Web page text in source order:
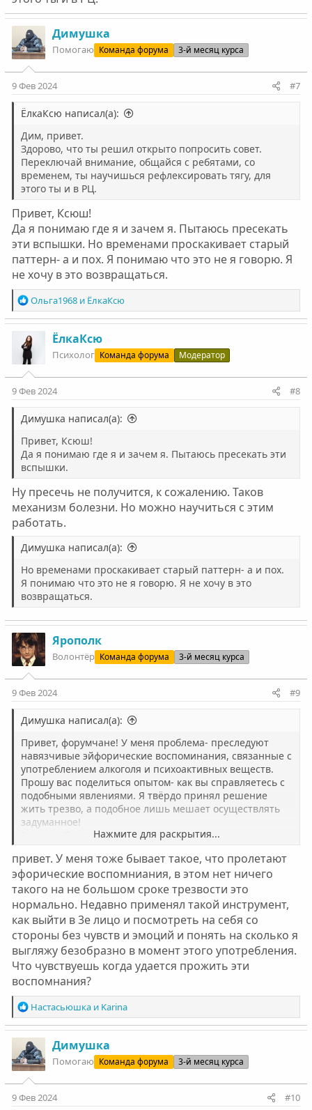
Димушка
Помогаю Команда форума 3-й месяц курса
9 Фев 2024 #7
ЁлкаКсю написал(а):
Дим, привет.
Здорово, что ты решил открыто попросить совет.
Переключай внимание, общайся с ребятами, со
временем, ты научишься рефлексировать тягу, для
этого ты и в РЦ.
Привет, Ксюш!
Да я понимаю где я и зачем я. Пытаюсь пресекать
эти вспышки. Но временами проскакивает старый
паттерн- а и пох. Я понимаю что это не я говорю. Я
не хочу в это возвращаться.
Р
е
а
к
ц
и
и
:
Ольга1968и ЁлкаКсю
ЁлкаКсю
Психолог Команда форума Модератор
9 Фев 2024 #8
Димушка написал(а):
Привет, Ксюш!
Да я понимаю где я и зачем я. Пытаюсь пресекать эти
вспышки.
Ну пресечь не получится, к сожалению. Таков
механизм болезни. Но можно научиться с этим
работать.
Димушка написал(а):
Но временами проскакивает старый паттерн- а и пох.
Я понимаю что это не я говорю. Я не хочу в это
возвращаться.
Ярополк
Волонтёр Команда форума 3-й месяц курса
9 Фев 2024 #9
Димушка написал(а):
Привет, форумчане! У меня проблема- преследуют
навязчивые эйфорические воспоминания, связанные с
употреблением алкоголя и психоактивных веществ.
Прошу вас поделиться опытом- как вы справляетесь с
подобными явлениями. Я твёрдо принял решение
жить трезво, а подобное лишь мешает осуществлять
задуманное!
Заранее благодарю!Нажмите для раскрытия...
привет. У меня тоже бывает такое, что пролетают
эфорические воспомниания, в этом нет ничего
такого на не большом сроке трезвости это
нормально. Недавно применял такой инструмент,
как выйти в 3е лицо и посмотреть на себя со
стороны без чувств и эмоций и понять на сколько я
выгляжу безобразно в момент этого употребления.
Что чувствуешь когда удается прожить эти
воспомнания?
Р
е
а
к
ц
и
и
:
Настасьюшкаи Karinа
Димушка
Помогаю Команда форума 3-й месяц курса
9 Фев 2024 #10